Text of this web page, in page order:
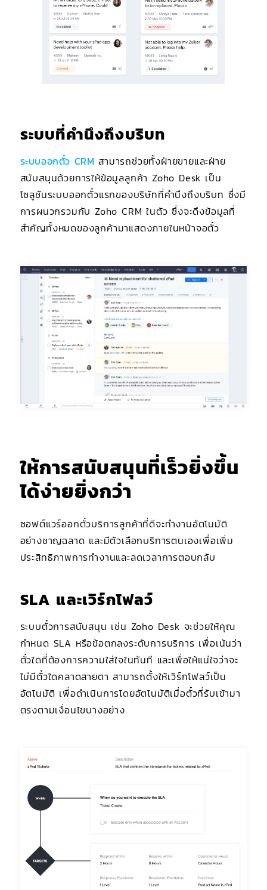
ระบบที่คำนึงถึงบริบท
ระบบออกตั๋ว CRM สามารถช่วยทั้งฝ่ายขายและฝ่าย
สนับสนุนด้วยการให้ข้อมูลลูกค้า Zoho Desk เป็น
โซลูชันระบบออกตั๋วแรกของบริษัทที่คำนึงถึงบริบท ซึ่งมี
การผนวกรวมกับ Zoho CRM ในตัว ซึ่งจะดึงข้อมูลที่
สำคัญทั้งหมดของลูกค้ามาแสดงภายในหน้าจอตั๋ว
ให้การสนับสนุนที่เร็วยิ่งขึ้น
ได้ง่ายยิ่งกว่า
ซอฟต์แวร์ออกตั๋วบริการลูกค้าที่ดีจะทำงานอัตโนมัติ
อย่างชาญฉลาด และมีตัวเลือกบริการตนเองเพื่อเพิ่ม
ประสิทธิภาพการทำงานและลดเวลาการตอบกลับ
SLA และเวิร์กโฟลว์
ระบบตั๋วการสนับสนุน เช่น Zoho Desk จะช่วยให้คุณ
กำหนด SLA หรือข้อตกลงระดับการบริการ เพื่อเน้นว่า
ตั๋วใดที่ต้องการความใส่ใจในทันที และเพื่อให้แน่ใจว่าจะ
ไม่มีตั๋วใดคลาดสายตา สามารถตั้งให้เวิร์กโฟลว์เป็น
อัตโนมัติ เพื่อดำเนินการโดยอัตโนมัติเมื่อตั๋วที่รับเข้ามา
ตรงตามเงื่อนไขบางอย่าง